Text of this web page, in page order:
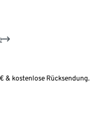
& kostenlose Rücksendung.